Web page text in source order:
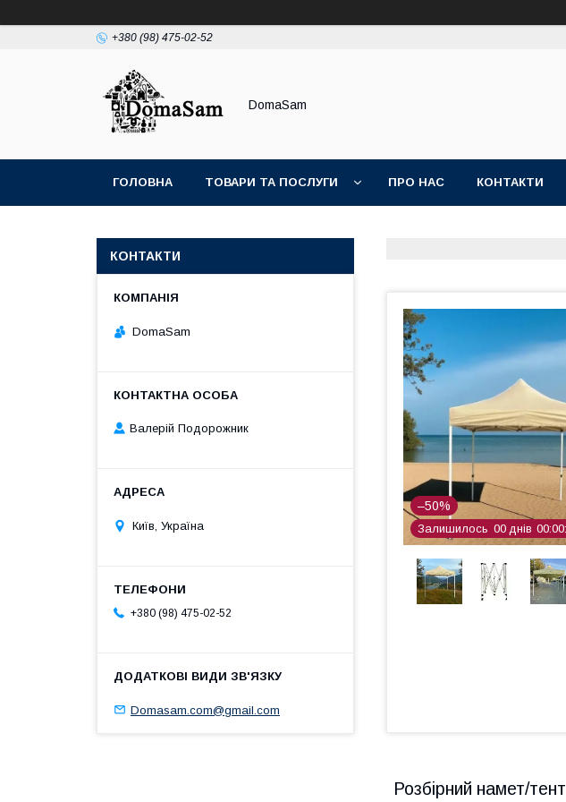
+380 (98) 475-02-52
DomaSam
ГОЛОВНА ТОВАРИ ТА ПОСЛУГИ ПРО НАС КОНТАКТИ
–50%
Залишилось 00 днів 00 00
Розбірний намет/тент
КОНТАКТИ
DomaSam
Валерій Подорожник
Київ, Україна
+380 (98) 475-02-52
Domasam.com@gmail.com